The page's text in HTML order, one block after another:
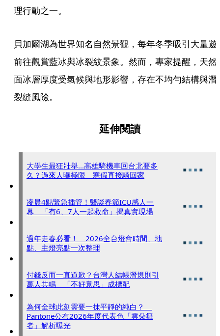
理行動之一。
貝加爾湖為世界知名自然景觀，每年冬季吸引大量遊
前往觀賞藍冰與冰裂紋景象。然而，專家提醒，天然
面冰層厚度受氣候與地形影響，存在不均勻結構與潛
裂縫風險。
延伸閱讀
大學生最狂壯舉...高雄騎機車回台北要多
久？過來人曝極限 寒假直接騎回家
凌晨4點緊急插管！醫談春節ICU感人一
幕 「有6、7人一起救命」揭真實現場
過年走春必看！ 2026全台燈會時間、地
點、主燈亮點一次整理
付錢反而一直道歉？台灣人結帳潛規則引
萬人共鳴 「不好意思」成標配
為何全球此刻需要一抹平靜的純白？
Pantone公布2026年度代表色「雲朵舞
者」解析曝光